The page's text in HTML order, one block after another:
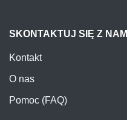
SKONTAKTUJ SIĘ Z NAMI
Kontakt
O nas
Pomoc (FAQ)